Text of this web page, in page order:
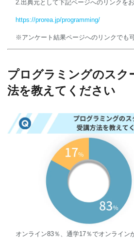
2.出典元として下記ページへのリンクを
https://prorea.jp/programming/
※アンケート結果ページへのリンクでも
プログラミングのスク
法を教えてください
オンライン83％、通学17％でオンライン